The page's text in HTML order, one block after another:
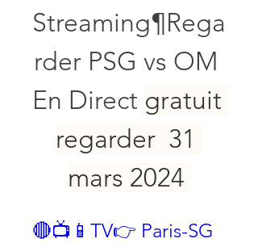
Streaming¶Rega
rder PSG vs OM
En Direct gratuit
regarder  31
mars 2024
🔴📺📱TV👉 Paris-SG